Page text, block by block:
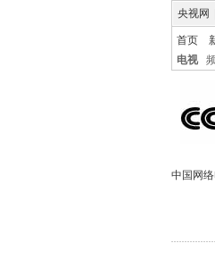
央视网
首页
电视
中国网